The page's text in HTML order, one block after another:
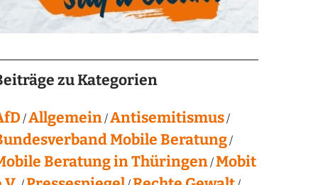
zu Kategorien
Allgemein Antisemitismus
Mobile Beratung
Beratung in Thüringen Mobit